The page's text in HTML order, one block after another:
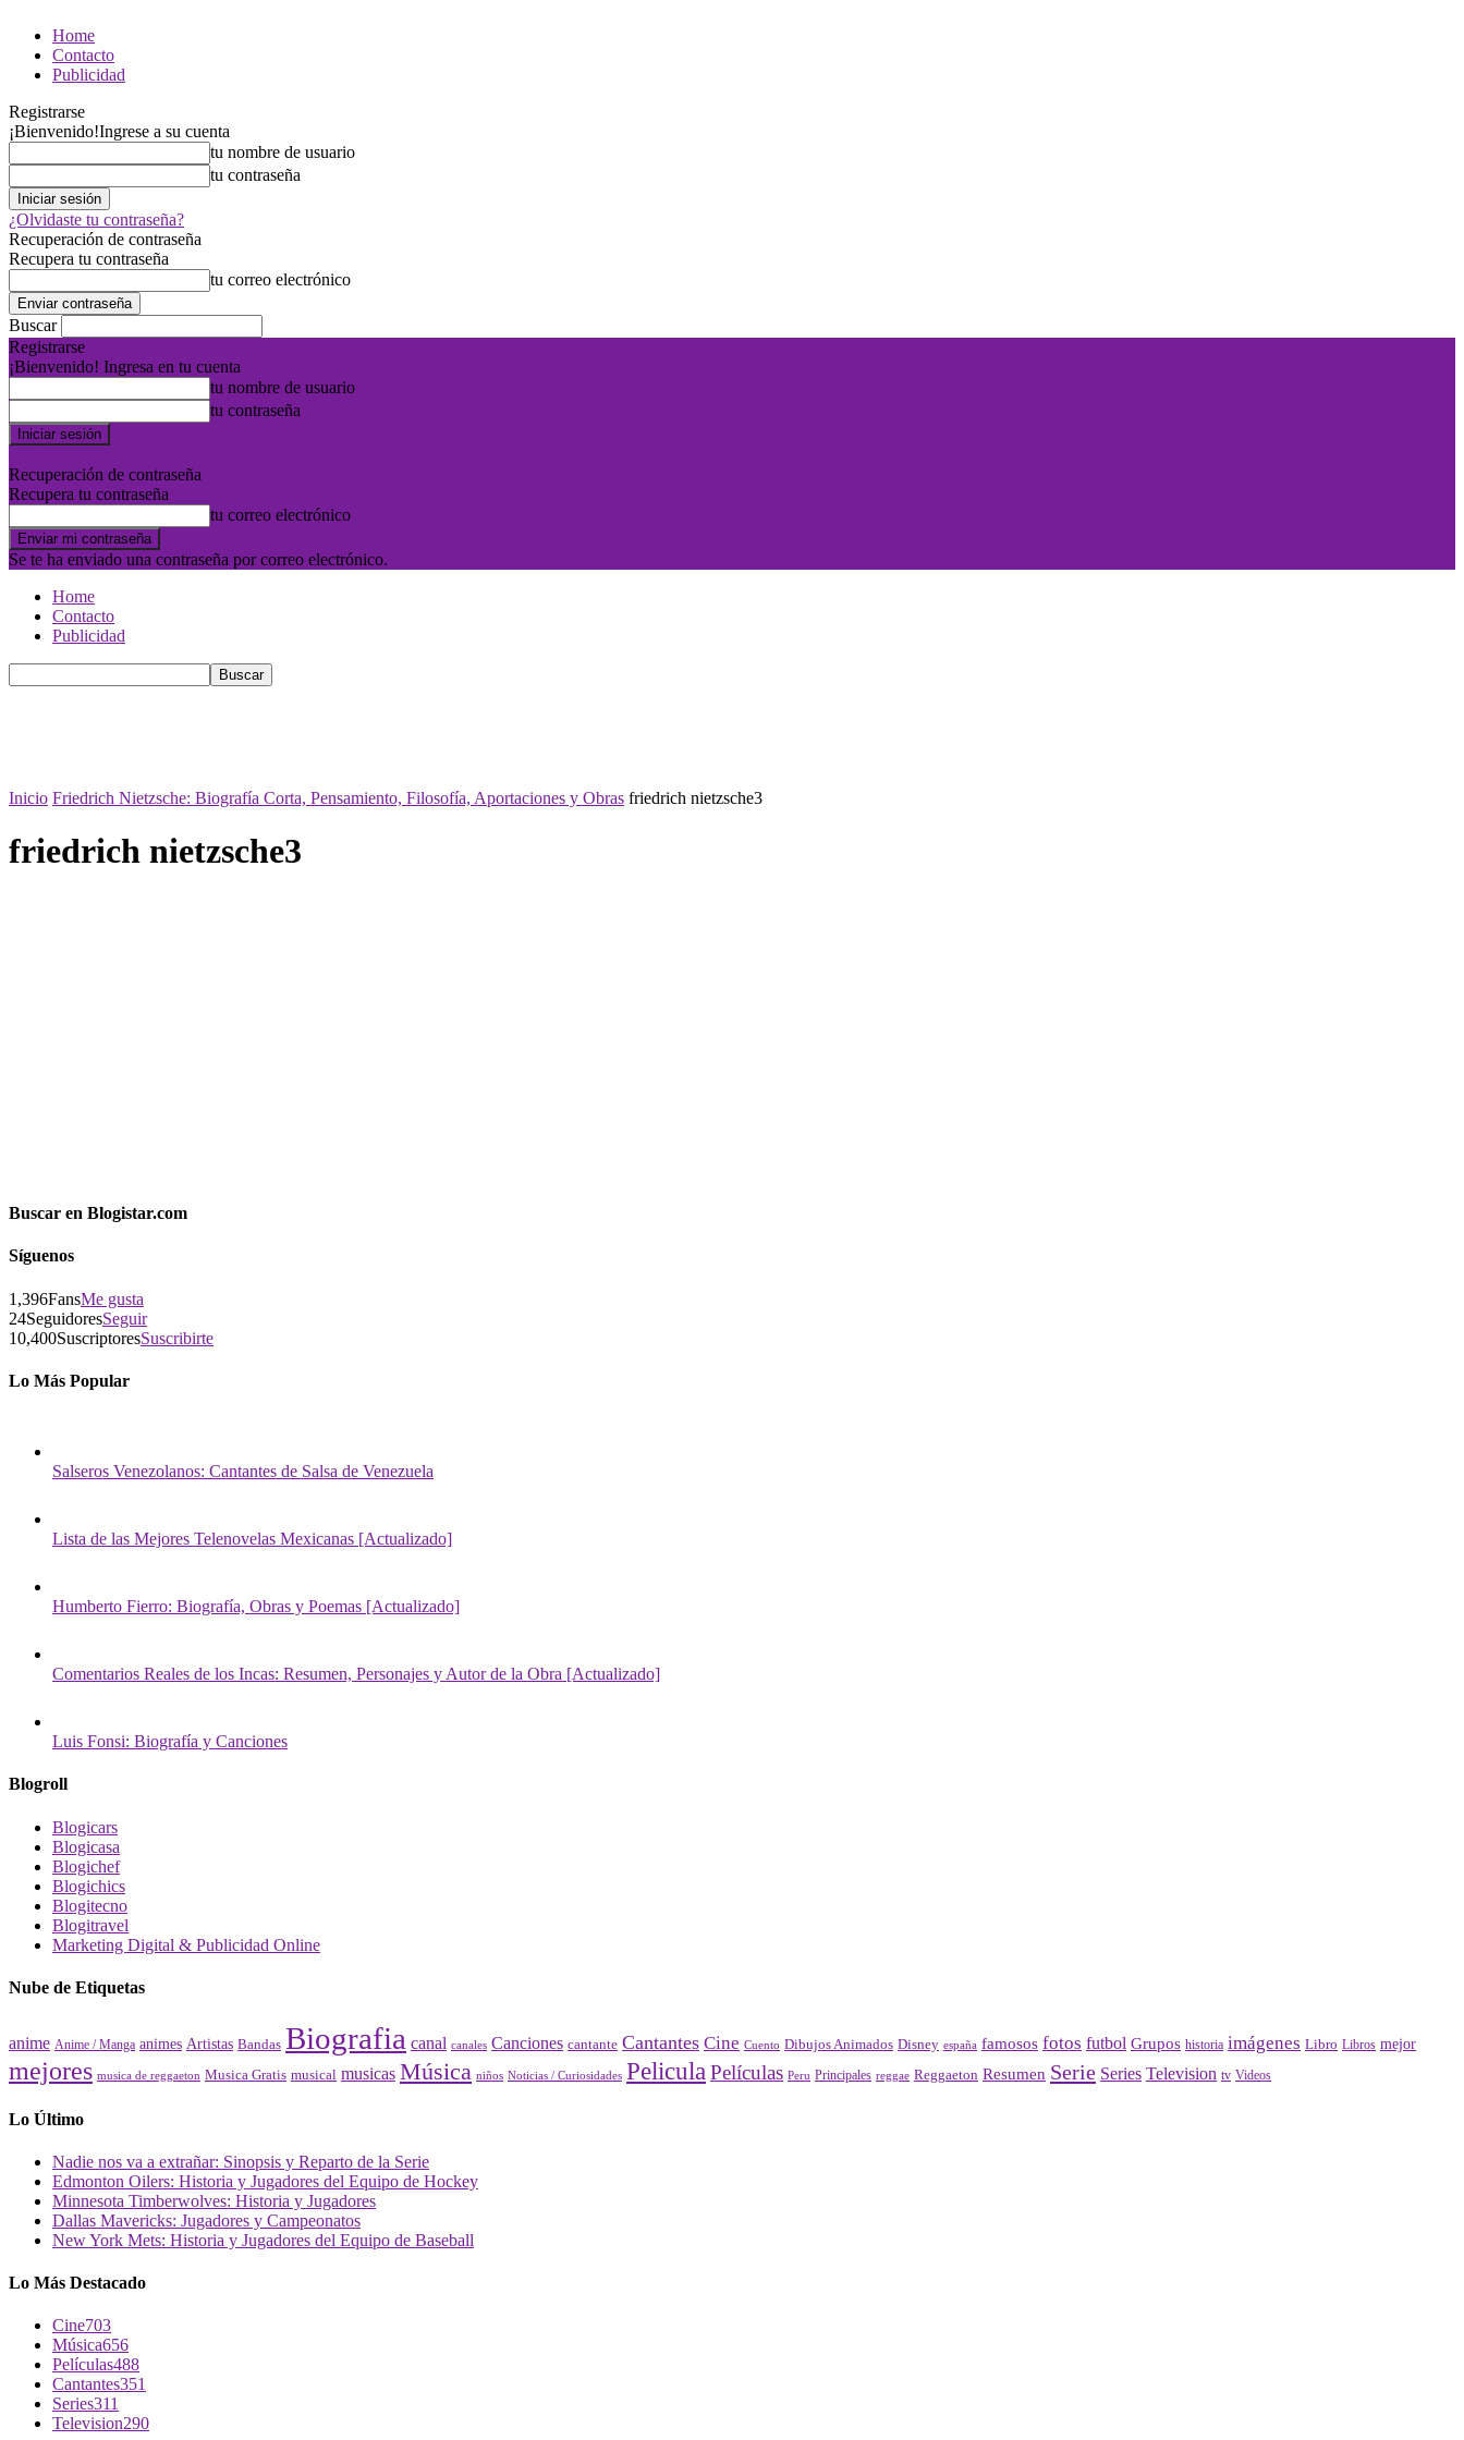
Home
Contacto
Publicidad
Registrarse
¡Bienvenido!Ingrese a su cuenta
tu nombre de usuario
tu contraseña
¿Olvidaste tu contraseña?
Recuperación de contraseña
Recupera tu contraseña
tu correo electrónico
Buscar
Registrarse
¡Bienvenido! Ingresa en tu cuenta
tu nombre de usuario
tu contraseña
Recuperación de contraseña
Recupera tu contraseña
tu correo electrónico
Se te ha enviado una contraseña por correo electrónico.
Home
Contacto
Publicidad
Inicio Friedrich Nietzsche: Biografía Corta, Pensamiento, Filosofía, Aportaciones y Obras friedrich nietzsche3
friedrich nietzsche3
Buscar en Blogistar.com
Síguenos
1,396FansMe gusta
24SeguidoresSeguir
10,400SuscriptoresSuscribirte
Lo Más Popular
Salseros Venezolanos: Cantantes de Salsa de Venezuela
Lista de las Mejores Telenovelas Mexicanas [Actualizado]
Humberto Fierro: Biografía, Obras y Poemas [Actualizado]
Comentarios Reales de los Incas: Resumen, Personajes y Autor de la Obra [Actualizado]
Luis Fonsi: Biografía y Canciones
Blogroll
Blogicars
Blogicasa
Blogichef
Blogichics
Blogitecno
Blogitravel
Marketing Digital & Publicidad Online
Nube de Etiquetas
anime Anime / Manga animes Artistas Bandas Biografia canal canales Canciones cantante Cantantes Cine Cuento Dibujos Animados Disney españa famosos fotos futbol Grupos historia imágenes Libro Libros mejor
mejores musica de reggaeton Musica Gratis musical musicas Música niños Noticias / Curiosidades PeliculaPelículas Peru Principales reggae Reggaeton Resumen Serie Series Television tv Videos
Lo Último
Nadie nos va a extrañar: Sinopsis y Reparto de la Serie
Edmonton Oilers: Historia y Jugadores del Equipo de Hockey
Minnesota Timberwolves: Historia y Jugadores
Dallas Mavericks: Jugadores y Campeonatos
New York Mets: Historia y Jugadores del Equipo de Baseball
Lo Más Destacado
Cine703
Música656
Películas488
Cantantes351
Series311
Television290